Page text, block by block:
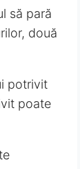
să pară
două
potrivit
poate